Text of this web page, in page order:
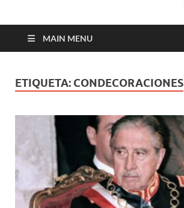
MAIN MENU
ETIQUETA: CONDECORACIONES